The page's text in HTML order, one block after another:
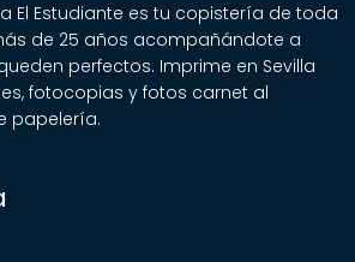
El Estudiante es tu copistería de toda
de 25 años acompañándote a
perfectos. Imprime en Sevilla
fotocopias y fotos carnet al
papelería.